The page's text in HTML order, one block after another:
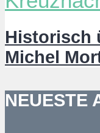
Historisch
Michel
NEUESTE